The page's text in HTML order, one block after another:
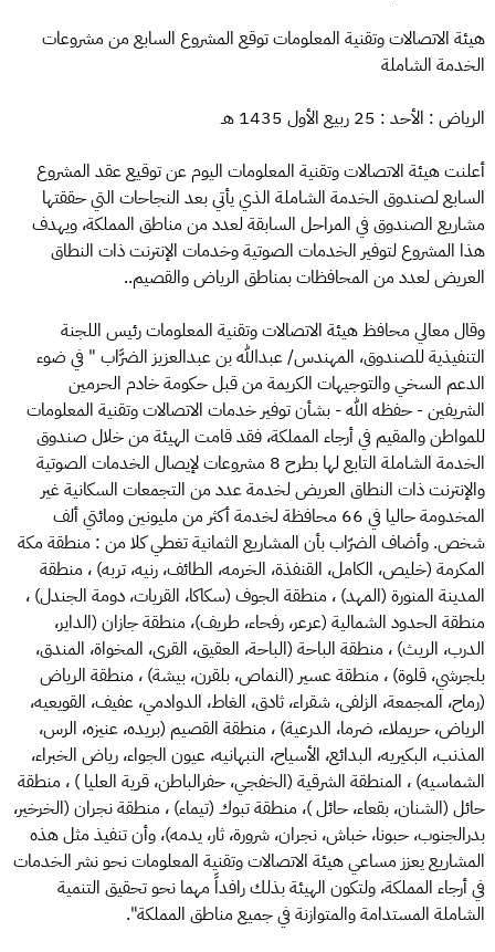
هيئة الاتصالات وتقنية المعلومات توقع المشروع السابع من مشروعات
الخدمة الشاملة
الرياض : الأحد : 25 ربيع الأول 1435 هـ
أعلنت هيئة الاتصالات وتقنية المعلومات اليوم عن توقيع عقد المشروع
السابع لصندوق الخدمة الشاملة الذي يأتي بعد النجاحات التي حققتها
مشاريع الصندوق في المراحل السابقة لعدد من مناطق المملكة، ويهدف
هذا المشروع لتوفير الخدمات الصوتية وخدمات الإنترنت ذات النطاق
العريض لعدد من المحافظات بمناطق الرياض والقصيم..
وقال معالي محافظ هيئة الاتصالات وتقنية المعلومات رئيس اللجنة
التنفيذية للصندوق، المهندس/ عبدالله بن عبدالعزيز الضرَّاب " في ضوء
الدعم السخي والتوجيهات الكريمة من قبل حكومة خادم الحرمين
الشريفين - حفظه الله - بشأن توفير خدمات الاتصالات وتقنية المعلومات
للمواطن والمقيم في أرجاء المملكة، فقد قامت الهيئة من خلال صندوق
الخدمة الشاملة التابع لها بطرح 8 مشروعات لإيصال الخدمات الصوتية
والإنترنت ذات النطاق العريض لخدمة عدد من التجمعات السكانية غير
المخدومة حاليا في 66 محافظة لخدمة أكثر من مليونين ومائتي ألف
شخص. وأضاف الضرّاب بأن المشاريع الثمانية تغطي كلا من : منطقة مكة
المكرمة (خليص، الكامل، القنفذة، الخرمه، الطائف، رنيه، تربه) ، منطقة
المدينة المنورة (المهد) ، منطقة الجوف (سكاكا، القريات، دومة الجندل) ،
منطقة الحدود الشمالية (عرعر، رفحاء، طريف)، منطقة جازان (الداير،
الدرب، الريث) ، منطقة الباحة (الباحة، العقيق، القرى، المخواة، المندق،
بلجرشي، قلوة) ، منطقة عسير (النماص، بلقرن، بيشة) ، منطقة الرياض
(رماح، المجمعة، الزلفى، شقراء، ثادق، الغاط، الدوادمي، عفيف، القويعيه،
الرياض، حريملاء، ضرما، الدرعية) ، منطقة القصيم (بريده، عنيزه، الرس،
المذنب، البكيريه، البدائع، الأسياح، النبهانيه، عيون الجواء، رياض الخبراء،
الشماسيه) ، المنطقة الشرقية (الخفجي، حفرالباطن، قرية العليا ) ، منطقة
حائل (الشنان، بقعاء، حائل )، منطقة تبوك (تيماء) ، منطقة نجران (الخرخير،
بدرالجنوب، حبونا، خباش، نجران، شرورة، ثار، يدمه)، وأن تنفيذ مثل هذه
المشاريع يعزز مساعي هيئة الاتصالات وتقنية المعلومات نحو نشر الخدمات
في أرجاء المملكة، ولتكون الهيئة بذلك رافداً مهما نحو تحقيق التنمية
الشاملة المستدامة والمتوازنة في جميع مناطق المملكة".